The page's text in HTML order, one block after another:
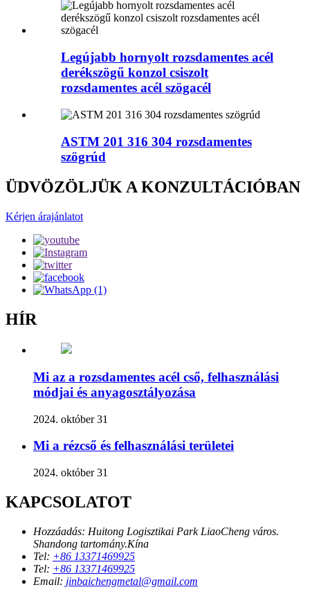
Legújabb hornyolt rozsdamentes acél
derékszögű konzol csiszolt
rozsdamentes acél szögacél
ASTM 201 316 304 rozsdamentes
szögrúd
ÜDVÖZÖLJÜK A KONZULTÁCIÓBAN
Kérjen árajánlatot
HÍR
Mi az a rozsdamentes acél cső, felhasználási
módjai és anyagosztályozása
2024. október 31
Mi a rézcső és felhasználási területei
2024. október 31
KAPCSOLATOT
Hozzáadás: Huitong Logisztikai Park LiaoCheng város.
Shandong tartomány.Kína
Tel: +86 13371469925
Tel: +86 13371469925
Email: jinbaichengmetal@gmail.com